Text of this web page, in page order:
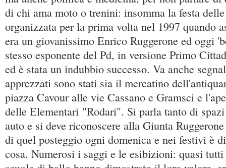
di chi ama moto o trenini: insomma la festa
organizzata per la prima volta nel 1997 quando
era un giovanissimo Enrico Ruggerone ed oggi
stesso esponente del Pd, in versione Primo
ed è stata un indubbio successo. Va anche
apprezzati sono stati sia il mercatino
piazza Cavour alle vie Cassano e Gramsci e
delle Elementari "Rodari". Si parla tanto di
auto e si deve riconoscere alla Giunta
di quel posteggio ogni domenica e nei festivi è
cosa. Numerosi i saggi e le esibizioni: quasi